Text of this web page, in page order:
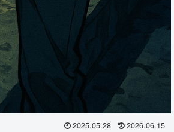
2025.05.28 2026.06.15